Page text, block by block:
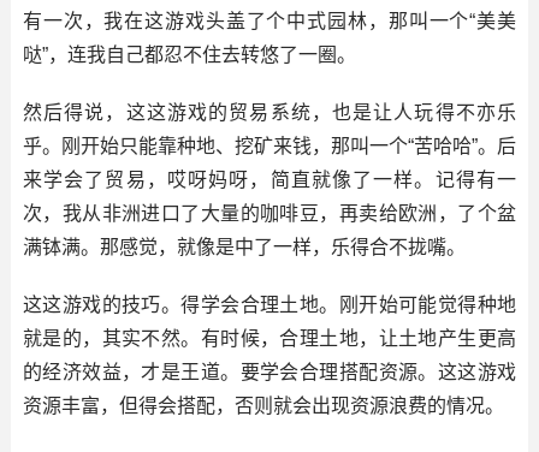
有一次，我在这游戏头盖了个中式园林，那叫一个“美美
哒”，连我自己都忍不住去转悠了一圈。
然后得说，这这游戏的贸易系统，也是让人玩得不亦乐
乎。刚开始只能靠种地、挖矿来钱，那叫一个“苦哈哈”。后
来学会了贸易，哎呀妈呀，简直就像了一样。记得有一
次，我从非洲进口了大量的咖啡豆，再卖给欧洲，了个盆
满钵满。那感觉，就像是中了一样，乐得合不拢嘴。
这这游戏的技巧。得学会合理土地。刚开始可能觉得种地
就是的，其实不然。有时候，合理土地，让土地产生更高
的经济效益，才是王道。要学会合理搭配资源。这这游戏
资源丰富，但得会搭配，否则就会出现资源浪费的情况。